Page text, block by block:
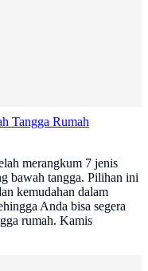
Tangga Rumah
merangkum 7 jenis
bawah tangga. Pilihan ini
kemudahan dalam
Anda bisa segera
rumah. Kamis